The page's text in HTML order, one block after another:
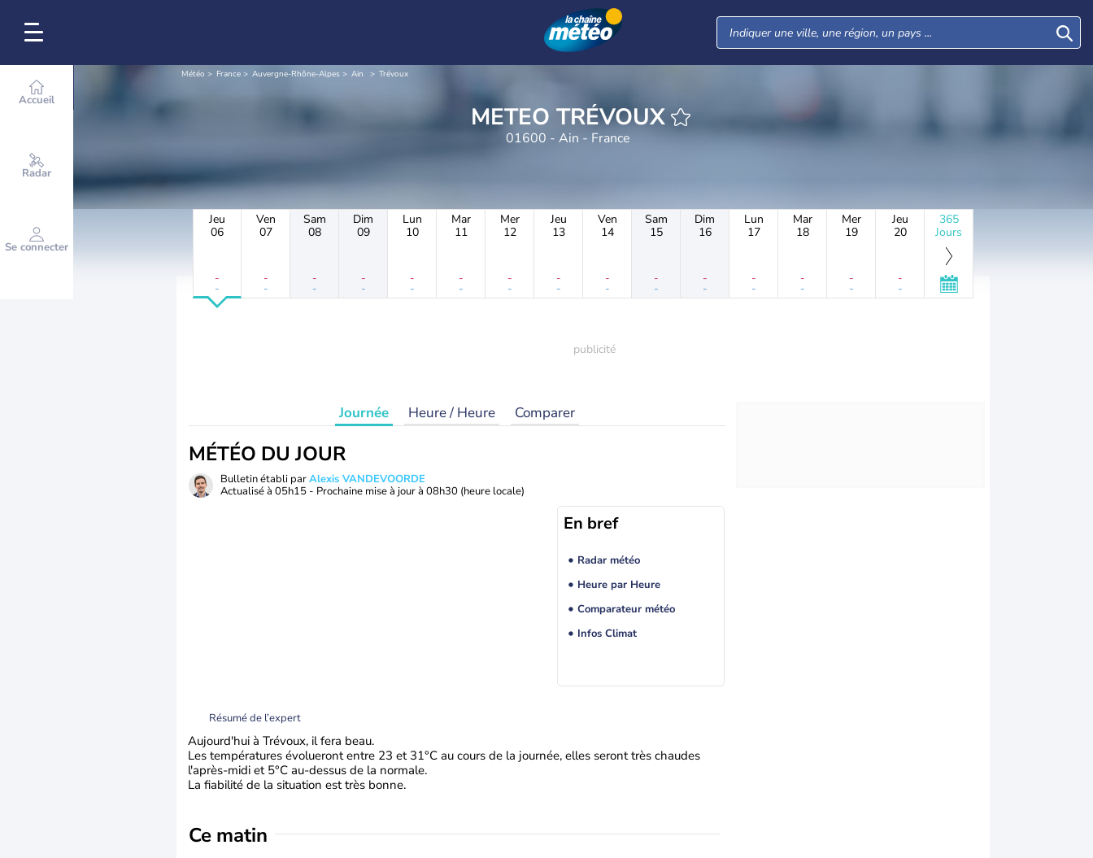
Accueil
Radar
Se connecter
Météo France Auvergne-Rhône-Alpes Ain Trévoux
METEO TRÉVOUX
01600 - Ain - France
Jeu
06
-
-
Ven
07
-
-
Sam
08
-
-
Dim
09
-
-
Lun
10
-
-
Mar
11
-
-
Mer
12
-
-
Jeu
13
-
-
Ven
14
-
-
Sam
15
-
-
Dim
16
-
-
Lun
17
-
-
Mar
18
-
-
Mer
19
-
-
Jeu
20
-
-
365
Jours
Journée Heure / Heure Comparer
MÉTÉO DU JOUR
Bulletin établi parAlexis VANDEVOORDE
Actualisé à 05h15 - Prochaine mise à jour à 08h30 (heure locale)
En bref
Radar météo
Heure par Heure
Comparateur météo
Infos Climat
Résumé de l’expert
Aujourd'hui à Trévoux, il fera beau.
Les températures évolueront entre 23 et 31°C au cours de la journée, elles seront très chaudes
l'après-midi et 5°C au-dessus de la normale.
La fiabilité de la situation est très bonne.
Ce matin